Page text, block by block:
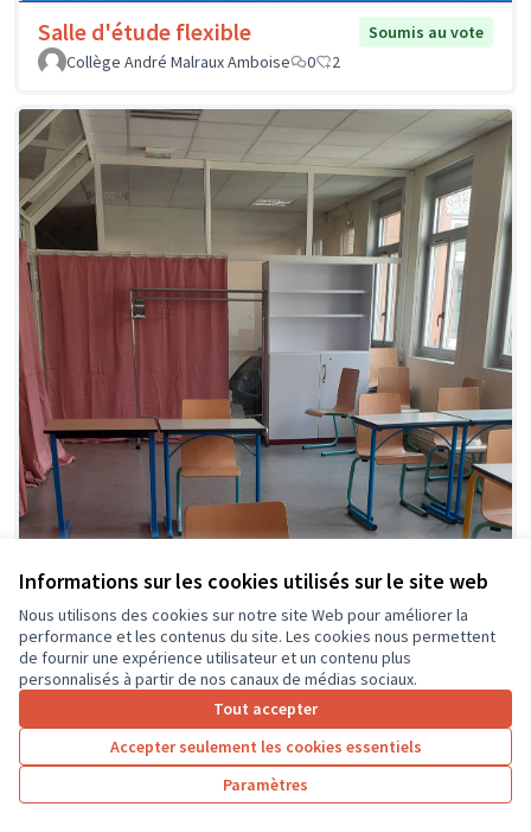
Informations sur les cookies utilisés sur le site web
Nous utilisons des cookies sur notre site Web pour améliorer la
performance et les contenus du site. Les cookies nous permettent
de fournir une expérience utilisateur et un contenu plus
personnalisés à partir de nos canaux de médias sociaux.
Tout accepter
Accepter seulement les cookies essentiels
Paramètres
Salle d'étude flexible
Soumis au vote
Collège André Malraux Amboise
0 2